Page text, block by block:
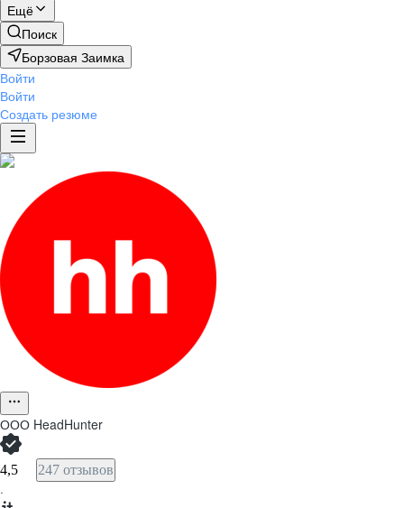
Ещё
Поиск
Борзовая Заимка
Войти
Войти
Создать резюме
ООО HeadHunter
4,5 247 отзывов
·